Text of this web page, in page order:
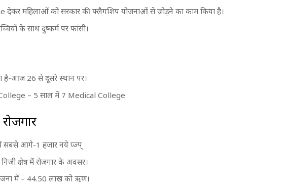
महिलाओं को सरकार की फ्लैगशिप योजनाओं से जोड़ने का काम किया है।
के साथ दुष्कर्म पर फांसी।
है-आज 26 से दूसरे स्थान पर।
– 5 साल में 7 Medical College
आगे-1 हजार नये प्ज्प्
क्षेत्र में रोजगार के अवसर।
में – 44.50 लाख को ऋण।